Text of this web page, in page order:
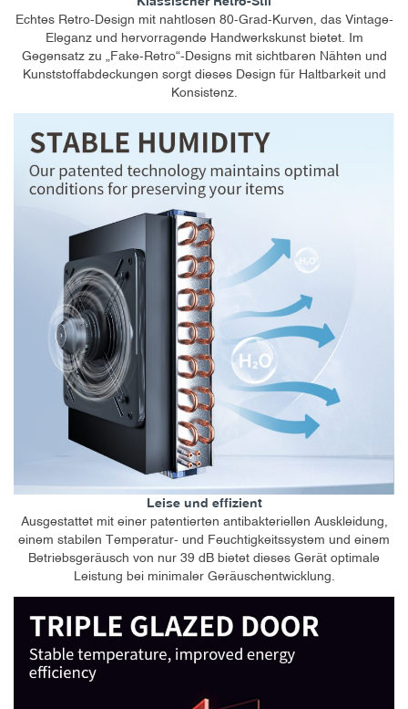
Echtes Retro-Design mit nahtlosen 80-Grad-Kurven, das Vintage-
Eleganz und hervorragende Handwerkskunst bietet. Im
Gegensatz zu „Fake-Retro“-Designs mit sichtbaren Nähten und
Kunststoffabdeckungen sorgt dieses Design für Haltbarkeit und
Konsistenz.
Leise und effizient
Ausgestattet mit einer patentierten antibakteriellen Auskleidung,
einem stabilen Temperatur- und Feuchtigkeitssystem und einem
Betriebsgeräusch von nur 39 dB bietet dieses Gerät optimale
Leistung bei minimaler Geräuschentwicklung.